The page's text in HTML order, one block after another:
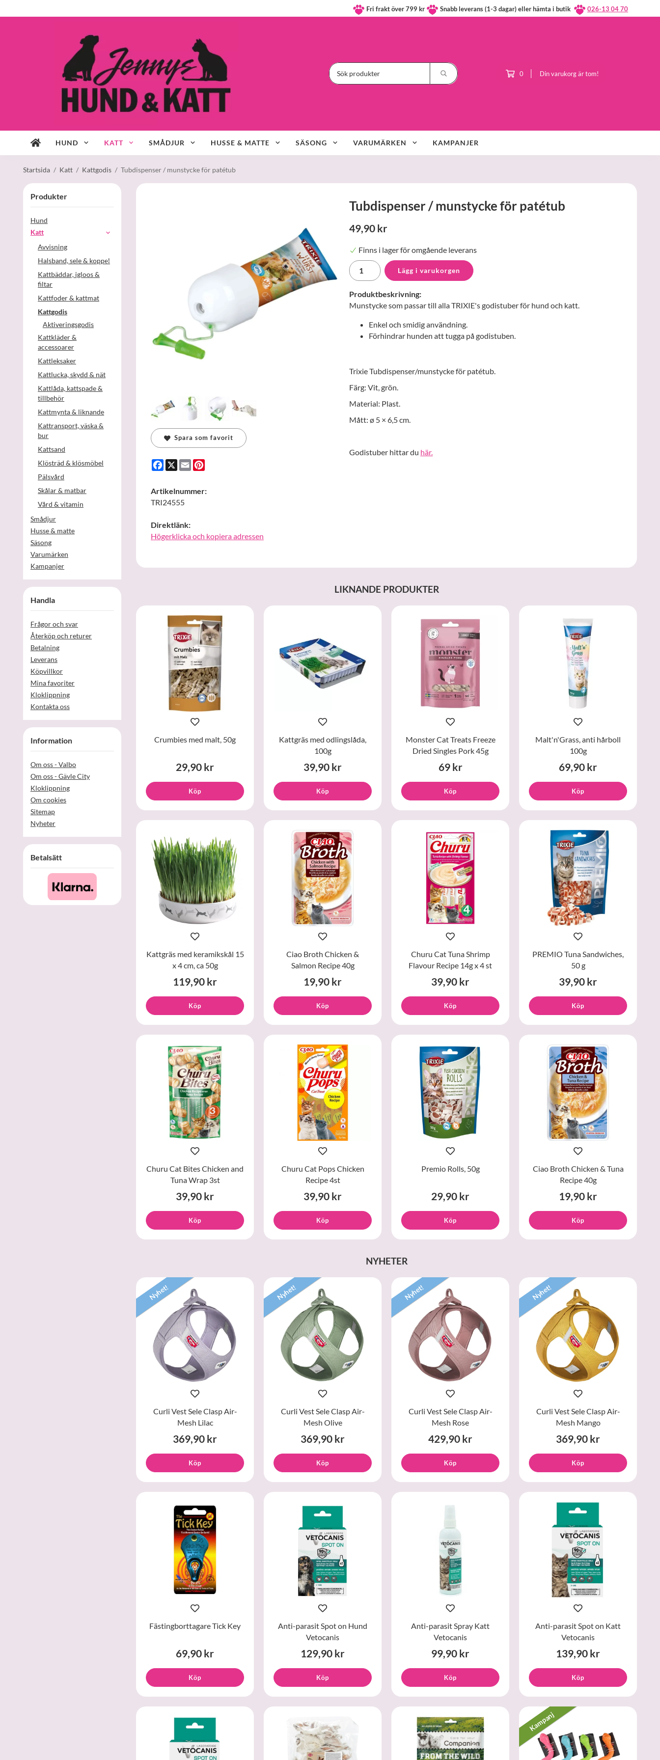
Fri frakt över 799 kr Snabb leverans (1-3 dagar) eller hämta i butik 026-13 04 70
0 Din varukorg är tom!
HUND KATT SMÅDJUR HUSSE & MATTE SÄSONG VARUMÄRKEN KAMPANJER
Startsida / Katt / Kattgodis / Tubdispenser / munstycke för patétub
Produkter
Hund
Katt
Avvisning
Halsband, sele & koppel
Kattbäddar, igloos &
filtar
Kattfoder & kattmat
Kattgodis
Aktiveringsgodis
Kattkläder &
accessoarer
Kattleksaker
Kattlucka, skydd & nät
Kattlåda, kattspade &
tillbehör
Kattmynta & liknande
Kattransport, väska &
bur
Kattsand
Klösträd & klösmöbel
Pälsvård
Skålar & matbar
Vård & vitamin
Smådjur
Husse & matte
Säsong
Varumärken
Kampanjer
Handla
Frågor och svar
Återköp och returer
Betalning
Leverans
Köpvillkor
Mina favoriter
Kloklippning
Kontakta oss
Information
Om oss - Valbo
Om oss - Gävle City
Kloklippning
Om cookies
Sitemap
Nyheter
Betalsätt
Tubdispenser / munstycke för patétub
49,90 kr
Finns i lager för omgående leverans
Lägg i varukorgen
Produktbeskrivning:
Munstycke som passar till alla TRIXIE's godistuber för hund och katt.
Enkel och smidig användning.
Förhindrar hunden att tugga på godistuben.
Trixie Tubdispenser/munstycke för patétub.
Färg: Vit, grön.
Material: Plast.
Mått: ø 5 × 6,5 cm.
Godistuber hittar du här.
Spara som favorit
Facebook
X Email
Artikelnummer:
TRI24555
Direktlänk:
Högerklicka och kopiera adressen
LIKNANDE PRODUKTER
Crumbies med malt, 50g
29,90 kr
Köp
Kattgräs med odlingslåda,
100g
39,90 kr
Köp
Monster Cat Treats Freeze
Dried Singles Pork 45g
69 kr
Köp
Malt'n'Grass, anti hårboll
100g
69,90 kr
Köp
Kattgräs med keramikskål 15
x 4 cm, ca 50g
119,90 kr
Köp
Ciao Broth Chicken &
Salmon Recipe 40g
19,90 kr
Köp
Churu Cat Tuna Shrimp
Flavour Recipe 14g x 4 st
39,90 kr
Köp
PREMIO Tuna Sandwiches,
50 g
39,90 kr
Köp
Churu Cat Bites Chicken and
Tuna Wrap 3st
39,90 kr
Köp
Churu Cat Pops Chicken
Recipe 4st
39,90 kr
Köp
Premio Rolls, 50g
29,90 kr
Köp
Ciao Broth Chicken & Tuna
Recipe 40g
19,90 kr
Köp
NYHETER
Nyhet!
Curli Vest Sele Clasp Air-
Mesh Lilac
369,90 kr
Köp
Nyhet!
Curli Vest Sele Clasp Air-
Mesh Olive
369,90 kr
Köp
Nyhet!
Curli Vest Sele Clasp Air-
Mesh Rose
429,90 kr
Köp
Nyhet!
Curli Vest Sele Clasp Air-
Mesh Mango
369,90 kr
Köp
Fästingborttagare Tick Key
69,90 kr
Köp
Anti-parasit Spot on Hund
Vetocanis
129,90 kr
Köp
Anti-parasit Spray Katt
Vetocanis
99,90 kr
Köp
Anti-parasit Spot on Katt
Vetocanis
139,90 kr
Köp
Kampanj